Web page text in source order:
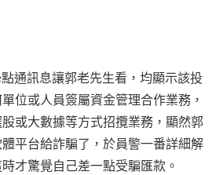
通訊息讓郭老先生看，均顯示該投
位或人員簽屬資金管理合作業務，
或大數據等方式招攬業務，顯然郭
平台給詐騙了，於員警一番詳細解
才驚覺自己差一點受騙匯款。